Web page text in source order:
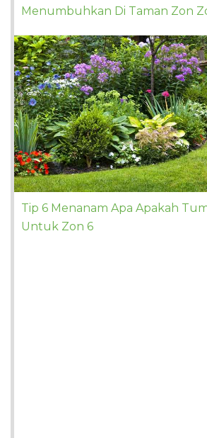
Menumbuhkan Di Taman Zon
Tip 6 Menanam Apa Apakah
Untuk Zon 6